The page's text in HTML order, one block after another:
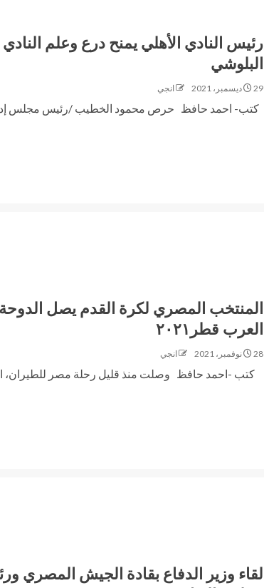
رئيس النادي الأهلي يمنح درع وعلم
البلوشي
29 ديسمبر، 2021 انجي
كتب- احمد حافظ حرص محمود الخطيب /رئيس مجلس إدارة
المنتخب المصري لكرة القدم يصل
العرب قطر٢٠٢١
28 نوفمبر، 2021 انجي
كتب -احمد حافظ وصلت منذ قليل رحلة مصر للطيران،
لقاء وزير الدفاع بقادة الجيش المصري